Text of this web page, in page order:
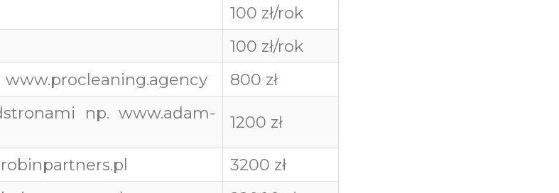
100 zł/rok
100 zł/rok
www.procleaning.agency
800 zł
np.www.adam-
1200 zł
3200 zł